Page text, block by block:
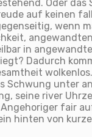
Oder das
auf keinen
wenn
in
Dadurch
Schwung unter
seine river
fair
hinten von